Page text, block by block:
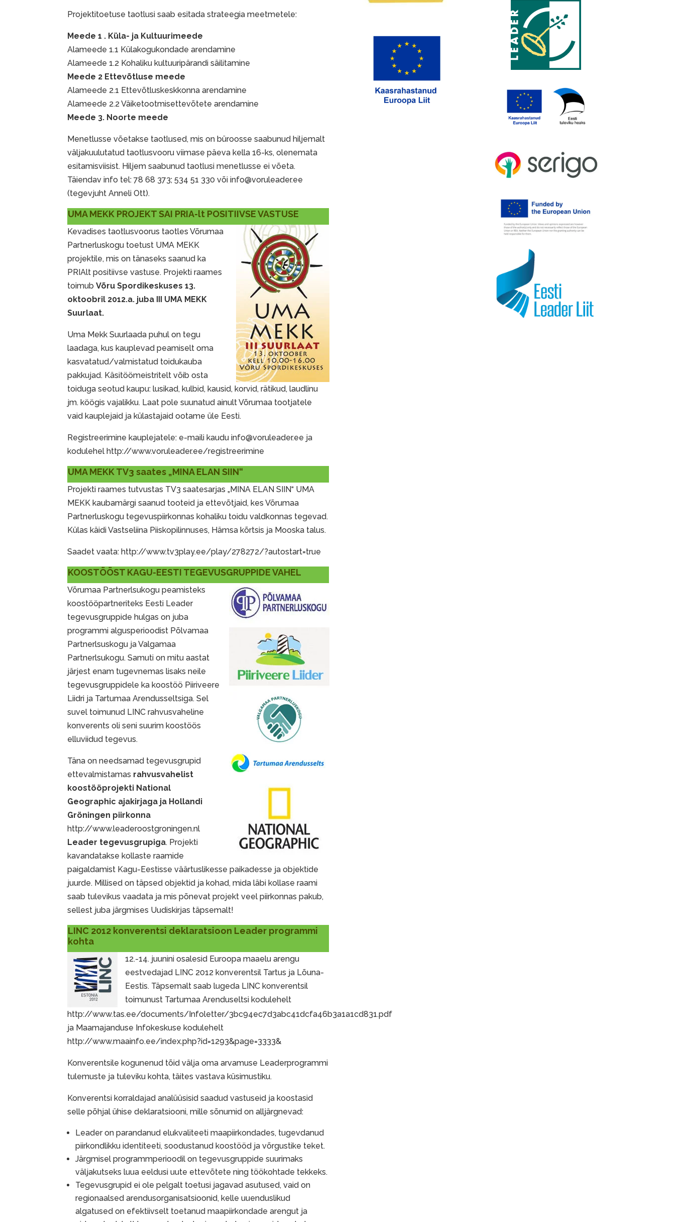
Projektitoetuse taotlusi saab esitada strateegia meetmetele:
Meede 1 . Küla- ja Kultuurimeede
Alameede 1.1 Külakogukondade arendamine
Alameede 1.2 Kohaliku kultuuripärandi säilitamine
Meede 2 Ettevõtluse meede
Alameede 2.1 Ettevõtluskeskkonna arendamine
Alameede 2.2 Väiketootmisettevõtete arendamine
Meede 3. Noorte meede
Menetlusse võetakse taotlused, mis on büroosse saabunud hiljemalt
väljakuulutatud taotlusvooru viimase päeva kella 16-ks, olenemata
esitamisviisist. Hiljem saabunud taotlusi menetlusse ei võeta.
Täiendav info tel: 78 68 373; 534 51 330 või info@voruleader.ee
(tegevjuht Anneli Ott).
UMA MEKK PROJEKT SAI PRIA-lt POSITIIVSE VASTUSE
Kevadises taotlusvoorus taotles Võrumaa
Partnerluskogu toetust UMA MEKK
projektile, mis on tänaseks saanud ka
PRIAlt positiivse vastuse. Projekti raames
toimubVõru Spordikeskuses 13.
oktoobril 2012.a. juba III UMA MEKK
Suurlaat.
Uma Mekk Suurlaada puhul on tegu
laadaga, kus kauplevad peamiselt oma
kasvatatud/valmistatud toidukauba
pakkujad. Käsitöömeistritelt võib osta
toiduga seotud kaupu: lusikad, kulbid, kausid, korvid, rätikud, laudlinu
jm. köögis vajalikku. Laat pole suunatud ainult Võrumaa tootjatele
vaid kauplejaid ja külastajaid ootame üle Eesti.
Registreerimine kauplejatele: e-maili kaudu info@voruleader.ee ja
kodulehel http://www.voruleader.ee/registreerimine
UMA MEKK TV3 saates „MINA ELAN SIIN“
Projekti raames tutvustas TV3 saatesarjas „MINA ELAN SIIN“ UMA
MEKK kaubamärgi saanud tooteid ja ettevõtjaid, kes Võrumaa
Partnerluskogu tegevuspiirkonnas kohaliku toidu valdkonnas tegevad.
Külas käidi Vastseliina Piiskopilinnuses, Hämsa kõrtsis ja Mooska talus.
Saadet vaata: http://www.tv3play.ee/play/278272/?autostart=true
KOOSTÖÖST KAGU-EESTI TEGEVUSGRUPPIDE VAHEL
Võrumaa Partnerlsukogu peamisteks
koostööpartneriteks Eesti Leader
tegevusgruppide hulgas on juba
programmi algusperioodist Põlvamaa
Partnerlsuskogu ja Valgamaa
Partnerlsukogu. Samuti on mitu aastat
järjest enam tugevnemas lisaks neile
tegevusgruppidele ka koostöö Piiriveere
Liidri ja Tartumaa Arendusseltsiga. Sel
suvel toimunud LINC rahvusvaheline
konverents oli seni suurim koostöös
elluviidud tegevus.
Täna on needsamad tegevusgrupid
ettevalmistamas rahvusvahelist
koostööprojekti National
Geographic ajakirjaga ja Hollandi
Gröningen piirkonna
http://www.leaderoostgroningen.nl
Leader tegevusgrupiga. Projekti
kavandatakse kollaste raamide
paigaldamist Kagu-Eestisse väärtuslikesse paikadesse ja objektide
juurde. Millised on täpsed objektid ja kohad, mida läbi kollase raami
saab tulevikus vaadata ja mis põnevat projekt veel piirkonnas pakub,
sellest juba järgmises Uudiskirjas täpsemalt!
LINC 2012 konverentsi deklaratsioon Leader programmi
kohta
12.-14. juunini osalesid Euroopa maaelu arengu
eestvedajad LINC 2012 konverentsil Tartus ja Lõuna-
Eestis. Täpsemalt saab lugeda LINC konverentsil
toimunust Tartumaa Arenduseltsi kodulehelt
http://www.tas.ee/documents/Infoletter/3bc94ec7d3abc41dcfa46b3a1a1cd831.pdf
ja Maamajanduse Infokeskuse kodulehelt
http://www.maainfo.ee/index.php?id=1293&page=3333&
Konverentsile kogunenud tõid välja oma arvamuse Leaderprogrammi
tulemuste ja tuleviku kohta, täites vastava küsimustiku.
Konverentsi korraldajad analüüsisid saadud vastuseid ja koostasid
selle põhjal ühise deklaratsiooni, mille sõnumid on alljärgnevad:
Leader on parandanud elukvaliteeti maapiirkondades, tugevdanud
piirkondlikku identiteeti, soodustanud koostööd ja võrgustike teket.
Järgmisel programmperioodil on tegevusgruppide suurimaks
väljakutseks luua eeldusi uute ettevõtete ning töökohtade tekkeks.
Tegevusgrupid ei ole pelgalt toetusi jagavad asutused, vaid on
regionaalsed arendusorganisatsioonid, kelle uuenduslikud
algatused on efektiivselt toetanud maapiirkondade arengut ja